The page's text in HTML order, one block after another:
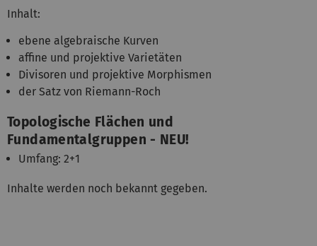
Inhalt:
ebene algebraische Kurven
affine und projektive Varietäten
Divisoren und projektive Morphismen
der Satz von Riemann-Roch
Topologische Flächen und
Fundamentalgruppen - NEU!
Umfang: 2+1
Inhalte werden noch bekannt gegeben.